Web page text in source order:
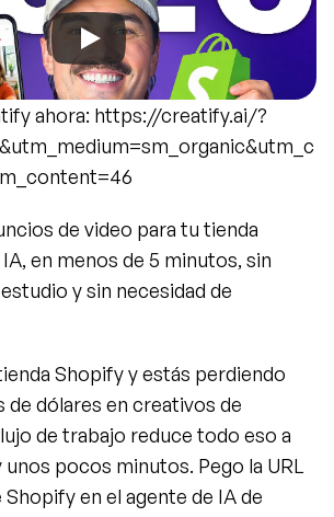
ahora: https://creatify.ai/?
de video para tu tienda
en menos de 5 minutos, sin
y sin necesidad de
Shopify y estás perdiendo
de dólares en creativos de
de trabajo reduce todo eso a
unos pocos minutos. Pego la URL
en el agente de IA de